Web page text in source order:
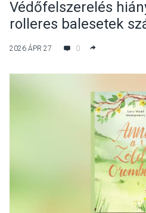
Védőfelszerelés
rolleres balesetek
vármegyében
2026 ÁPR 27 0